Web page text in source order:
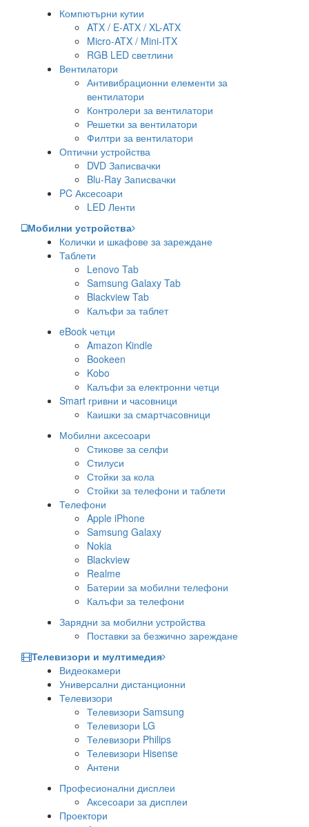
Компютърни кутии
ATX / E-ATX / XL-ATX
Micro-ATX / Mini-ITX
RGB LED светлини
Вентилатори
Антивибрационни елементи за
вентилатори
Контролери за вентилатори
Решетки за вентилатори
Филтри за вентилатори
Оптични устройства
DVD Записвачки
Blu-Ray Записвачки
PC Аксесоари
LED Ленти
Мобилни устройства
Колички и шкафове за зареждане
Таблети
Lenovo Tab
Samsung Galaxy Tab
Blackview Tab
Калъфи за таблет
eBook четци
Amazon Kindle
Bookeen
Kobo
Калъфи за електронни четци
Smart гривни и часовници
Каишки за смартчасовници
Мобилни аксесоари
Стикове за селфи
Стилуси
Стойки за кола
Стойки за телефони и таблети
Телефони
Apple iPhone
Samsung Galaxy
Nokia
Blackview
Realme
Батерии за мобилни телефони
Калъфи за телефони
Зарядни за мобилни устройства
Поставки за безжично зареждане
Телевизори и мултимедия
Видеокамери
Универсални дистанционни
Телевизори
Телевизори Samsung
Телевизори LG
Телевизори Philips
Телевизори Hisense
Антени
Професионални дисплеи
Аксесоари за дисплеи
Проектори